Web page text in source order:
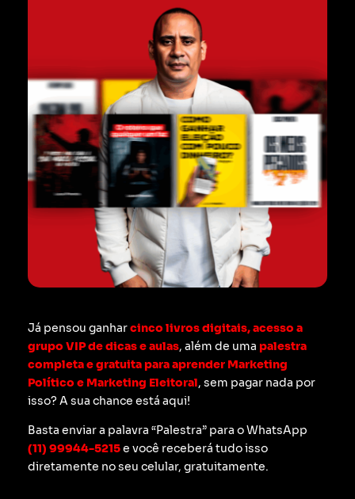
Já pensou ganharcinco livros digitais, acesso a
grupo VIP de dicas e aulas, além de uma palestra
completa e gratuita para aprender Marketing
Político e Marketing Eleitoral, sem pagar nada por
isso? A sua chance está aqui!
Basta enviar a palavra “Palestra” para o WhatsApp
(11) 99944-5215e você receberá tudo isso
diretamente no seu celular, gratuitamente.